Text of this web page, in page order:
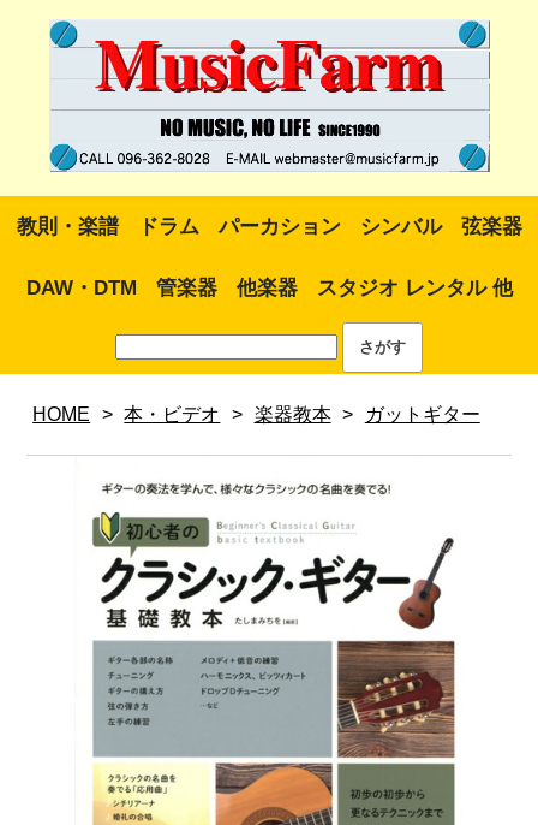
教則・楽譜 ドラム パーカション シンバル 弦楽器
DAW・DTM 管楽器 他楽器 スタジオ レンタル 他
HOME > 本・ビデオ > 楽器教本 > ガットギター